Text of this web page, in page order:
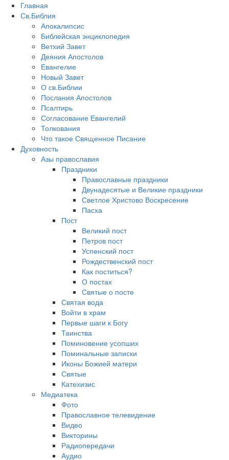
Главная
Св.Библия
Апокалипсис
Библейская энциклопедия
Ветхий Завет
Деяния Апостолов
Евангелие
Новый Завет
О св.Библии
Послания Апостолов
Псалтирь
Согласование Евангелий
Толкования
Что такое Священное Писание
Духовность
Азы православия
Праздники
Православные праздники
Двунадесятые и Великие праздники
Светлое Христово Воскресение
Пасха
Пост
Великий пост
Петров пост
Успенский пост
Рождественский пост
Как поститься?
О постах
Святые о посте
Святая вода
Войти в храм
Первые шаги к Богу
Таинства
Поминовение усопших
Поминальные записки
Иконы Божией матери
Святые
Катехизис
Медиатека
Фото
Православное телевидение
Видео
Викторины
Радиопередачи
Аудио